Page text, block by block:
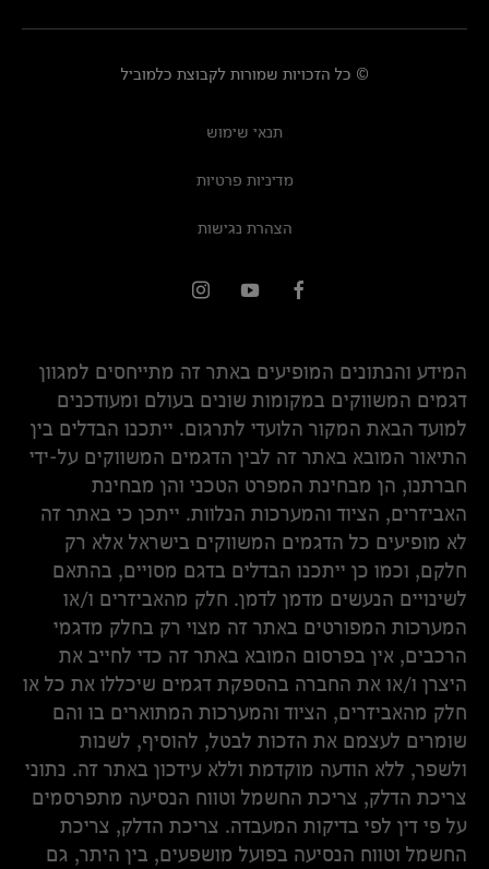
© כל הזכויות שמורות לקבוצת כלמוביל
תנאי שימוש
מדיניות פרטיות
הצהרת נגישות
המידע והנתונים המופיעים באתר זה מתייחסים למגוון
דגמים המשווקים במקומות שונים בעולם ומעודכנים
למועד הבאת המקור הלועדי לתרגום. ייתכנו הבדלים בין
התיאור המובא באתר זה לבין הדגמים המשווקים על-ידי
חברתנו, הן מבחינת המפרט הטכני והן מבחינת
האביזרים, הציוד והמערכות הנלוות. ייתכן כי באתר זה
לא מופיעים כל הדגמים המשווקים בישראל אלא רק
חלקם, וכמו כן ייתכנו הבדלים בדגם מסויים, בהתאם
לשינויים הנעשים מדמן לדמן. חלק מהאביזרים ו/או
המערכות המפורטים באתר זה מצוי רק בחלק מדגמי
הרכבים, אין בפרסום המובא באתר זה כדי לחייב את
היצרן ו/או את החברה בהספקת דגמים שיכללו את כל או
חלק מהאביזרים, הציוד והמערכות המתוארים בו והם
שומרים לעצמם את הזכות לבטל, להוסיף, לשנות
ולשפר, ללא הודעה מוקדמת וללא עידכון באתר זה. נתוני
צריכת הדלק, צריכת החשמל וטווח הנסיעה מתפרסמים
על פי דין לפי בדיקות המעבדה. צריכת הדלק, צריכת
החשמל וטווח הנסיעה בפועל מושפעים, בין היתר, גם